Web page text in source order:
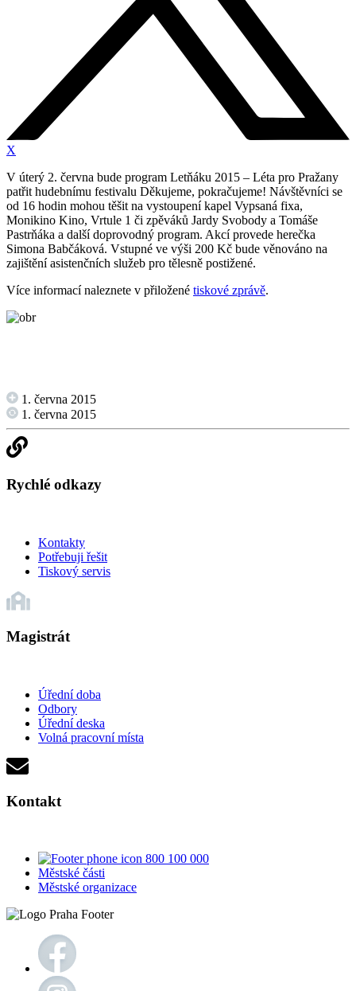
X
V úterý 2. června bude program Letňáku 2015 – Léta pro Pražany
patřit hudebnímu festivalu Děkujeme, pokračujeme! Návštěvníci se
od 16 hodin mohou těšit na vystoupení kapel Vypsaná fixa,
Monikino Kino, Vrtule 1 či zpěváků Jardy Svobody a Tomáše
Pastrňáka a další doprovodný program. Akcí provede herečka
Simona Babčáková. Vstupné ve výši 200 Kč bude věnováno na
zajištění asistenčních služeb pro tělesně postižené.
Více informací naleznete v přiložené tiskové zprávě.
1. června 2015
1. června 2015
Rychlé odkazy
Kontakty
Potřebuji řešit
Tiskový servis
Magistrát
Úřední doba
Odbory
Úřední deska
Volná pracovní místa
Kontakt
800 100 000
Městské části
Městské organizace